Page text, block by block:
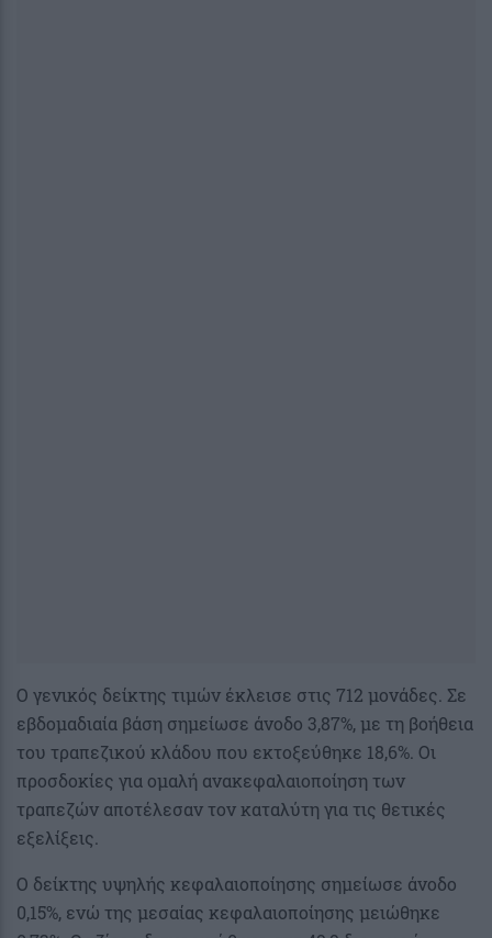
Ο γενικός δείκτης τιμών έκλεισε στις 712 μονάδες. Σε
εβδομαδιαία βάση σημείωσε άνοδο 3,87%, με τη βοήθεια
του τραπεζικού κλάδου που εκτοξεύθηκε 18,6%. Οι
προσδοκίες για ομαλή ανακεφαλαιοποίηση των
τραπεζών αποτέλεσαν τον καταλύτη για τις θετικές
εξελίξεις.
Ο δείκτης υψηλής κεφαλαιοποίησης σημείωσε άνοδο
0,15%, ενώ της μεσαίας κεφαλαιοποίησης μειώθηκε